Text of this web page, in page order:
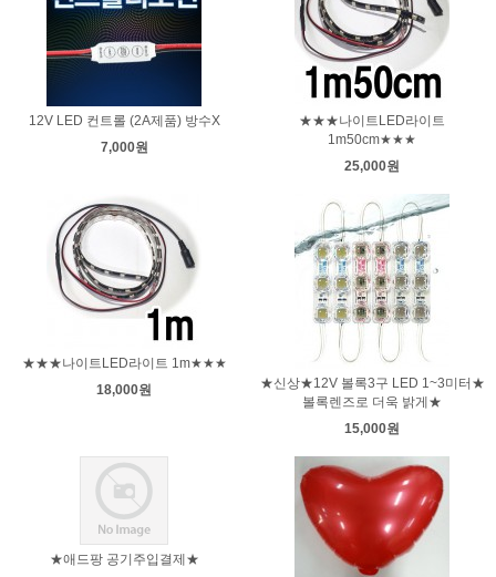
12V LED 컨트롤 (2A제품) 방수X
7,000원
★★★나이트LED라이트
1m50cm★★★
25,000원
★★★나이트LED라이트 1m★★★
18,000원
★신상★12V 볼록3구 LED 1~3미터★
볼록렌즈로 더욱 밝게★
15,000원
★애드팡 공기주입결제★